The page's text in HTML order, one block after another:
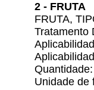
2 - FRUTA
FRUTA,
Tratamento
Unidade de